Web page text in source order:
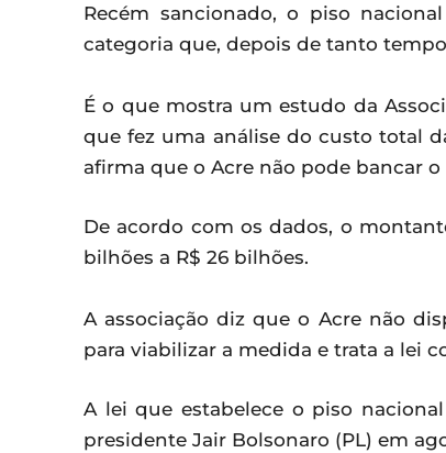
Recém sancionado, o piso
categoria que, depois de tanto
É o que mostra um estudo da
que fez uma análise do custo total
afirma que o Acre não pode bancar
De acordo com os dados, o
bilhões a R$ 26 bilhões.
A associação diz que o Acre não
para viabilizar a medida e trata a lei
A lei que estabelece o piso
presidente Jair Bolsonaro (PL) em